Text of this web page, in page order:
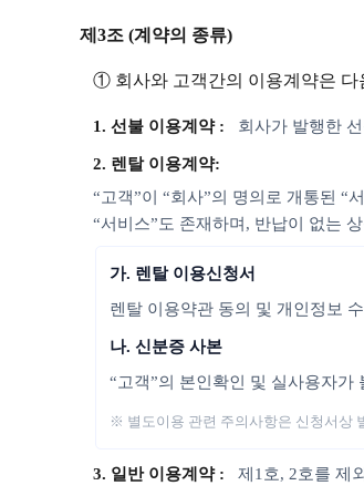
제3조 (계약의 종류)
① 회사와 고객간의 이용계약은 다
1. 선불 이용계약 : 회사가 발행한
2. 렌탈 이용계약:
“고객”이 “회사”의 명의로 개통된 “
“서비스”도 존재하며, 반납이 없는
가. 렌탈 이용신청서
렌탈 이용약관 동의 및 개인정보
나. 신분증 사본
“고객”의 본인확인 및 실사용자가
※ 별도이용 관련 주의사항은 신청서상
3. 일반 이용계약 : 제1호, 2호를 제